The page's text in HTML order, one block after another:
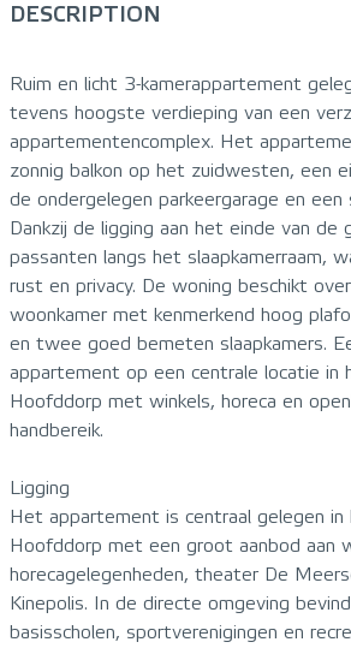
DESCRIPTION
Ruim en licht 3-kamerappartement
tevens hoogste verdieping van een
appartementencomplex. Het
zonnig balkon op het zuidwesten, een
de ondergelegen parkeergarage en een
Dankzij de ligging aan het einde van de
passanten langs het slaapkamerraam,
rust en privacy. De woning beschikt
woonkamer met kenmerkend hoog
en twee goed bemeten slaapkamers.
appartement op een centrale locatie in
Hoofddorp met winkels, horeca en
handbereik.
Ligging
Het appartement is centraal gelegen in
Hoofddorp met een groot aanbod aan
horecagelegenheden, theater De
Kinepolis. In de directe omgeving
basisscholen, sportverenigingen en